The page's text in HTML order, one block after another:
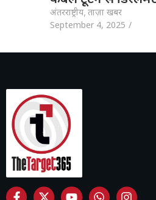
अंतरराष्ट्रीय, ताज़ा खबर
September 4, 2025 /